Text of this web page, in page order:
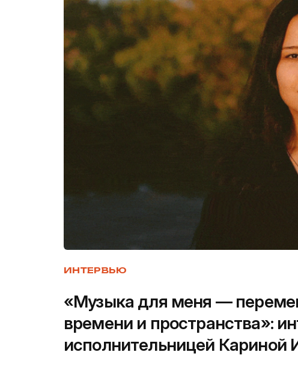
ИНТЕРВЬЮ
«Музыка для меня —
времени и пространства»:
исполнительницей Кариной